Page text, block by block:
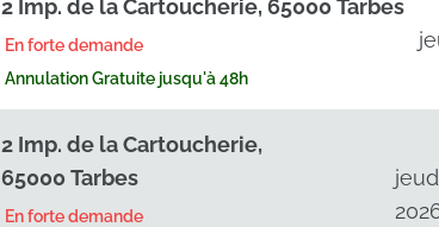
2 Imp. de la Cartoucherie, 65000 Tarbes
En forte demande
Annulation Gratuite jusqu'à 48h
2 Imp. de la Cartoucherie,
65000 Tarbes
En forte demande